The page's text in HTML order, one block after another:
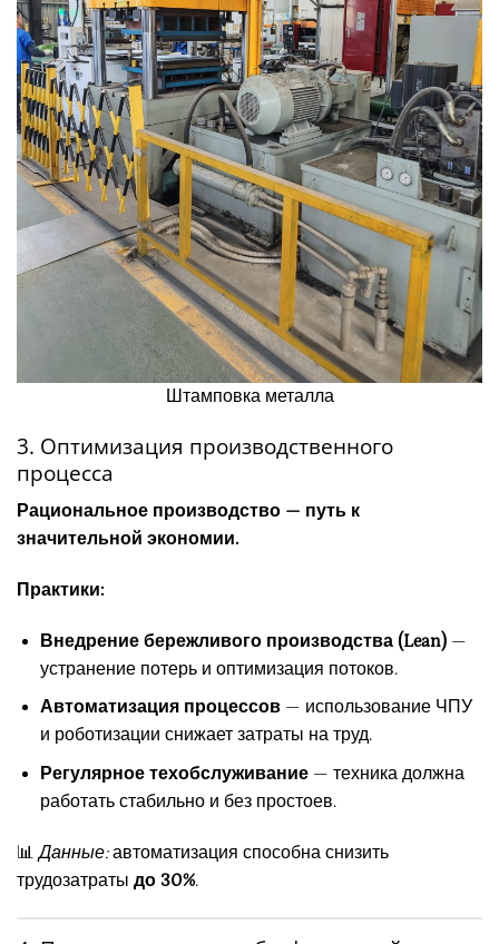
Штамповка металла
3. Оптимизация производственного
процесса
Рациональное производство — путь к
значительной экономии.
Практики:
Внедрение бережливого производства (Lean)—
устранение потерь и оптимизация потоков.
Автоматизация процессов— использование ЧПУ
и роботизации снижает затраты на труд.
Регулярное техобслуживание— техника должна
работать стабильно и без простоев.
📊Данные:автоматизация способна снизить
трудозатраты до 30%.